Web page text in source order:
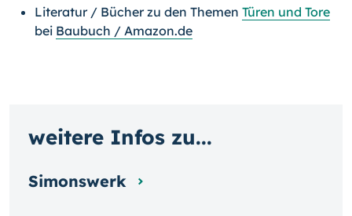
Literatur / Bücher zu den Themen Türen und Tore
bei Baubuch / Amazon.de
weitere Infos zu...
Simonswerk